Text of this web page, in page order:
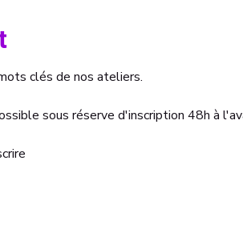
clés de nos ateliers.
sous réserve d'inscription 48h à